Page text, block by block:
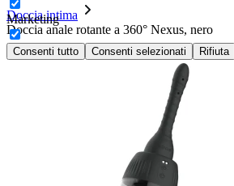
Marketing
Consenti tutto Consenti selezionati Rifiuta
Doccia intima
Doccia anale rotante a 360° Nexus, nero